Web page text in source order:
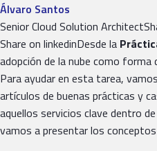
Álvaro Santos
Senior Cloud Solution
Share on linkedinDesde la
adopción de la nube como forma
Para ayudar en esta tarea,
artículos de buenas prácticas y
aquellos servicios clave dentro
vamos a presentar los